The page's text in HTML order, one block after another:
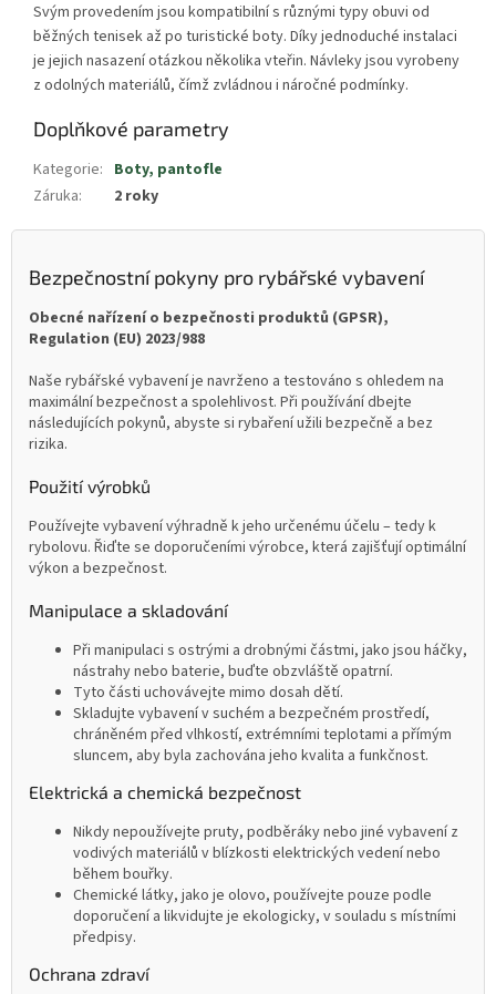
Svým provedením jsou kompatibilní s různými typy obuvi od
běžných tenisek až po turistické boty. Díky jednoduché instalaci
je jejich nasazení otázkou několika vteřin. Návleky jsou vyrobeny
z odolných materiálů, čímž zvládnou i náročné podmínky.
Doplňkové parametry
Kategorie: Boty, pantofle
Záruka: 2 roky
Bezpečnostní pokyny pro rybářské vybavení
Obecné nařízení o bezpečnosti produktů (GPSR),
Regulation (EU) 2023/988
Naše rybářské vybavení je navrženo a testováno s ohledem na
maximální bezpečnost a spolehlivost. Při používání dbejte
následujících pokynů, abyste si rybaření užili bezpečně a bez
rizika.
Použití výrobků
Používejte vybavení výhradně k jeho určenému účelu – tedy k
rybolovu. Řiďte se doporučeními výrobce, která zajišťují optimální
výkon a bezpečnost.
Manipulace a skladování
Při manipulaci s ostrými a drobnými částmi, jako jsou háčky,
nástrahy nebo baterie, buďte obzvláště opatrní.
Tyto části uchovávejte mimo dosah dětí.
Skladujte vybavení v suchém a bezpečném prostředí,
chráněném před vlhkostí, extrémními teplotami a přímým
sluncem, aby byla zachována jeho kvalita a funkčnost.
Elektrická a chemická bezpečnost
Nikdy nepoužívejte pruty, podběráky nebo jiné vybavení z
vodivých materiálů v blízkosti elektrických vedení nebo
během bouřky.
Chemické látky, jako je olovo, používejte pouze podle
doporučení a likvidujte je ekologicky, v souladu s místními
předpisy.
Ochrana zdraví